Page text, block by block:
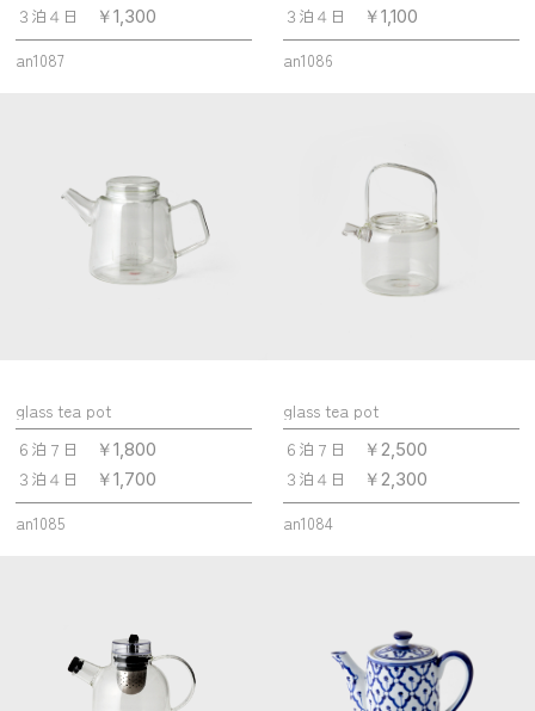
３泊４日 ￥1,300
an1087
３泊４日 ￥1,100
an1086
glass tea pot
６泊７日
￥1,800
３泊４日 ￥1,700
an1085
glass tea pot
６泊７日
￥2,500
３泊４日 ￥2,300
an1084